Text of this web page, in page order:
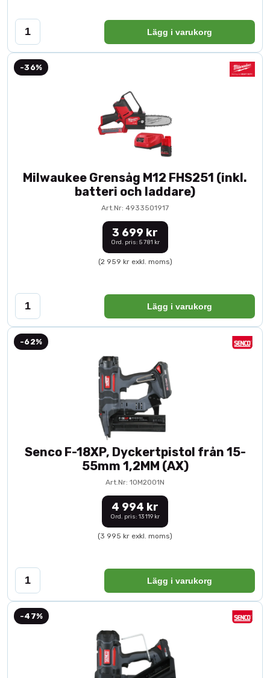
Lägg i varukorg
-36%
Milwaukee Grensåg M12 FHS251 (inkl.
batteri och laddare)
Art.Nr: 4933501917
3 699 kr
Ord. pris: 5 781 kr
(2 959 kr exkl. moms)
Lägg i varukorg
-62%
Senco F-18XP, Dyckertpistol från 15-
55mm 1,2MM (AX)
Art.Nr: 10M2001N
4 994 kr
Ord. pris: 13 119 kr
(3 995 kr exkl. moms)
Lägg i varukorg
-47%